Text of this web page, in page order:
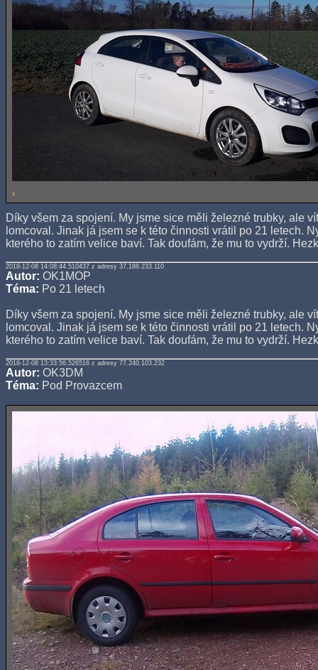
.
Díky všem za spojení. My jsme sice měli železné trubky, ale
lomcoval. Jinak já jsem se k této činnosti vrátil po 21 letech.
kterého to zatím velice baví. Tak doufám, že mu to vydrží.
2018-12-08 14:08:44.510437 z adresy 37.188.233.110
Autor: OK1MOP
Téma: Po 21 letech
Díky všem za spojení. My jsme sice měli železné trubky, ale
lomcoval. Jinak já jsem se k této činnosti vrátil po 21 letech.
kterého to zatím velice baví. Tak doufám, že mu to vydrží.
2018-12-08 13:33:56.526516 z adresy 77.240.103.232
Autor: OK3DM
Téma: Pod Provazcem